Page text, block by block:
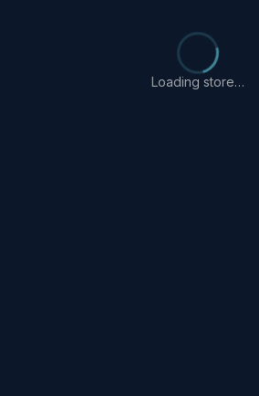
Loading store…